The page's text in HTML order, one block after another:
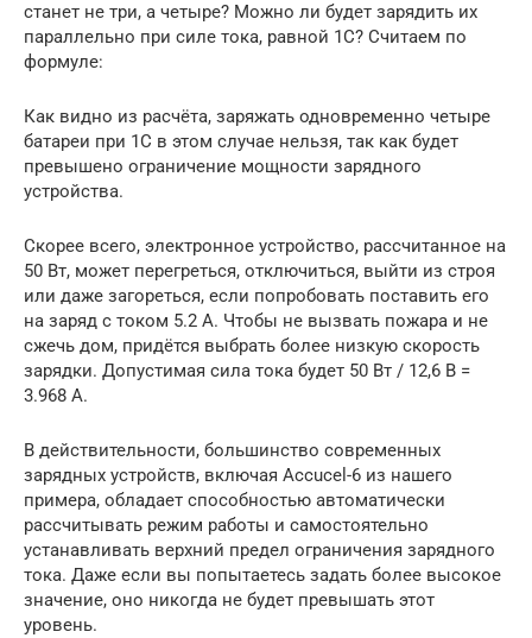
станет не три, а четыре? Можно ли будет зарядить их
параллельно при силе тока, равной 1С? Считаем по
формуле:
Как видно из расчёта, заряжать одновременно четыре
батареи при 1С в этом случае нельзя, так как будет
превышено ограничение мощности зарядного
устройства.
Скорее всего, электронное устройство, рассчитанное на
50 Вт, может перегреться, отключиться, выйти из строя
или даже загореться, если попробовать поставить его
на заряд с током 5.2 A. Чтобы не вызвать пожара и не
сжечь дом, придётся выбрать более низкую скорость
зарядки. Допустимая сила тока будет 50 Вт / 12,6 В =
3.968 А.
В действительности, большинство современных
зарядных устройств, включая Accucel-6 из нашего
примера, обладает способностью автоматически
рассчитывать режим работы и самостоятельно
устанавливать верхний предел ограничения зарядного
тока. Даже если вы попытаетесь задать более высокое
значение, оно никогда не будет превышать этот
уровень.